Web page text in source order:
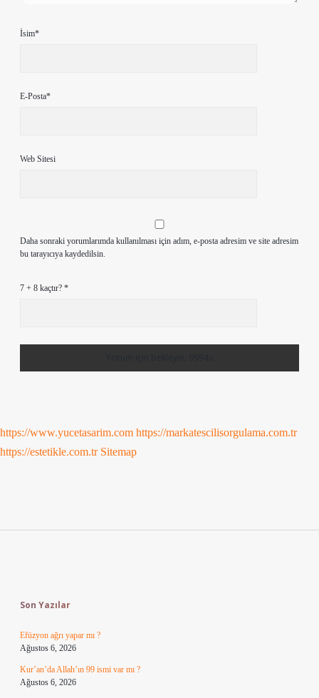
İsim*
E-Posta*
Web Sitesi
Daha sonraki yorumlarımda kullanılması için adım, e-posta adresim ve site adresim
bu tarayıcıya kaydedilsin.
7 + 8 kaçtır? *
https://www.yucetasarim.com https://markatescilisorgulama.com.tr
https://estetikle.com.tr Sitemap
Son Yazılar
Efüzyon ağrı yapar mı ?
Ağustos 6, 2026
Kur’an’da Allah’ın 99 ismi var mı ?
Ağustos 6, 2026